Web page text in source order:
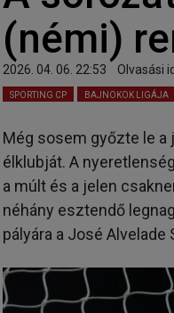
(némi)
2026. 04. 06. 22:53 Olvasási
SPORTING CP BAJNOKOK LIGÁJA
Még sosem győzte le a
élklubját. A
a múlt és a jelen
néhány esztendő
pályára a José Alvelade